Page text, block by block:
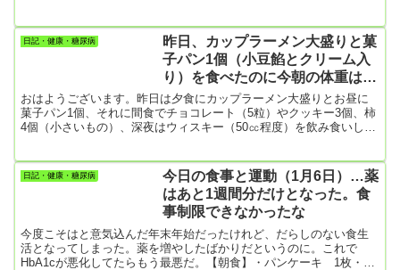
たくなって、冷凍庫のおにぎりを「チーン」【夕食】…妻が「何と
か一品だけ」と言って作ってくれた。・ちらし寿司・シフォンケー
キ 1切れ午前中、台所で何かしていたのはケーキを作っていたらし
日記・健康・糖尿病
昨日、カップラーメン大盛りと菓
子パン1個（小豆餡とクリーム入
り）を食べたのに今朝の体重は
66.2㎏＼(^o^)／😄
おはようございます。昨日は夕食にカップラーメン大盛りとお昼に
菓子パン1個、それに間食でチョコレート（5粒）やクッキー3個、柿
4個（小さいもの）、深夜はウィスキー（50㏄程度）を飲み食いして
2カ月はほとんど稽古しなかったけど、昨夜は思い切って出かけた。
かばっているだけでは、患部が拘縮してますます悪くなるらしいの
で、稽古に行く前にググって、膝関節のストレッチをやってみた。
日記・健康・糖尿病
今日の食事と運動（1月6日）…薬
はあと1週間分だけとなった。食
事制限できなかったな
今度こそはと意気込んだ年末年始だったけれど、だらしのない食生
活となってしまった。薬を増やしたばかりだというのに。これで
HbA1cが悪化してたらもう最悪だ。【朝食】・パンケーキ 1枚・コ